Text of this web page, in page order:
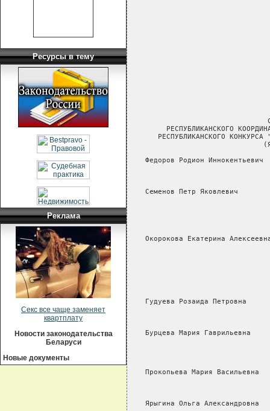
Ресурсы в тему
Реклама
Секс все чаще заменяет
квартплату
Новости законодательства
Беларуси
Новые документы
РЕСПУБЛИКАНСКОГО
РЕСПУБЛИКАНСКОГО КОНКУРСА
Федоров Родион Иннокентьевич
Семенов Петр Яковлевич
Окорокова Екатерина
Гудуева Розаида Петровна
Бурцева Мария Гаврильевна
Прокопьева Мария Васильевна
Ярыгина Ольга Александровна